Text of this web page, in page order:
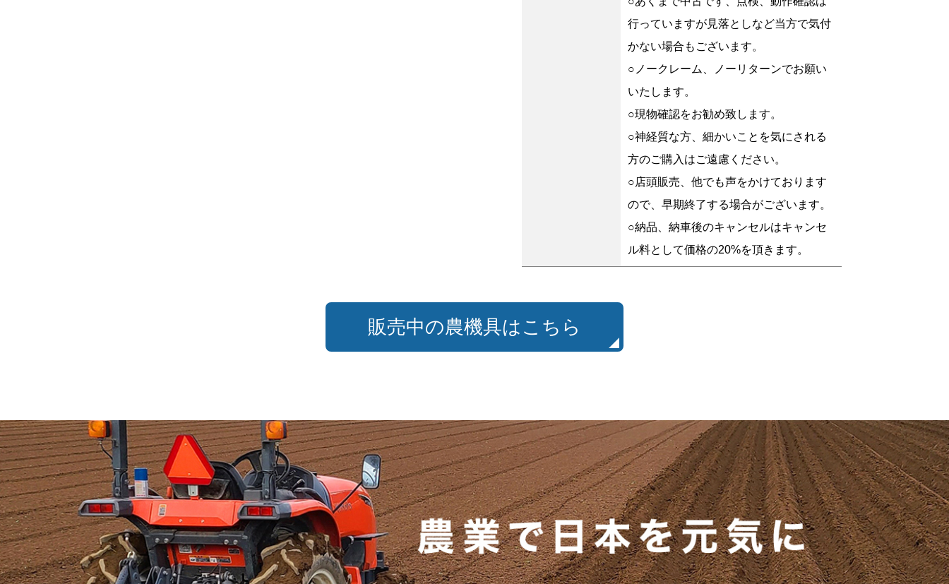
行っていますが見落としなど当方で気付
かない場合もございます。
○ノークレーム、ノーリターンでお願い
いたします。
○現物確認をお勧め致します。
○神経質な方、細かいことを気にされる
方のご購入はご遠慮ください。
○店頭販売、他でも声をかけております
ので、早期終了する場合がございます。
○納品、納車後のキャンセルはキャンセ
ル料として価格の20%を頂きます。
販売中の農機具はこちら